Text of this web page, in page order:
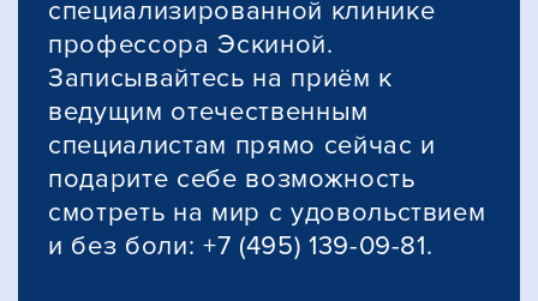
специализированной клинике
профессора Эскиной.
Записывайтесь на приём к
ведущим отечественным
специалистам прямо сейчас и
подарите себе возможность
смотреть на мир с удовольствием
и без боли: +7 (495) 139-09-81.